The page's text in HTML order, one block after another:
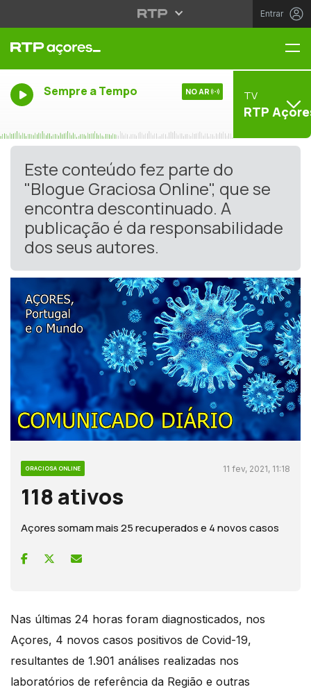
Entrar
Sempre a Tempo NO AR TV
RTP
Este conteúdo fez parte do
"Blogue Graciosa Online", que se
encontra descontinuado. A
publicação é da responsabilidade
dos seus autores.
GRACIOSA ONLINE 11 fev, 2021, 11:18
118 ativos
Açores somam mais 25 recuperados e 4 novos casos
Nas últimas 24 horas foram diagnosticados, nos
Açores, 4 novos casos positivos de Covid-19,
resultantes de 1.901 análises realizadas nos
laboratórios de referência da Região e outras